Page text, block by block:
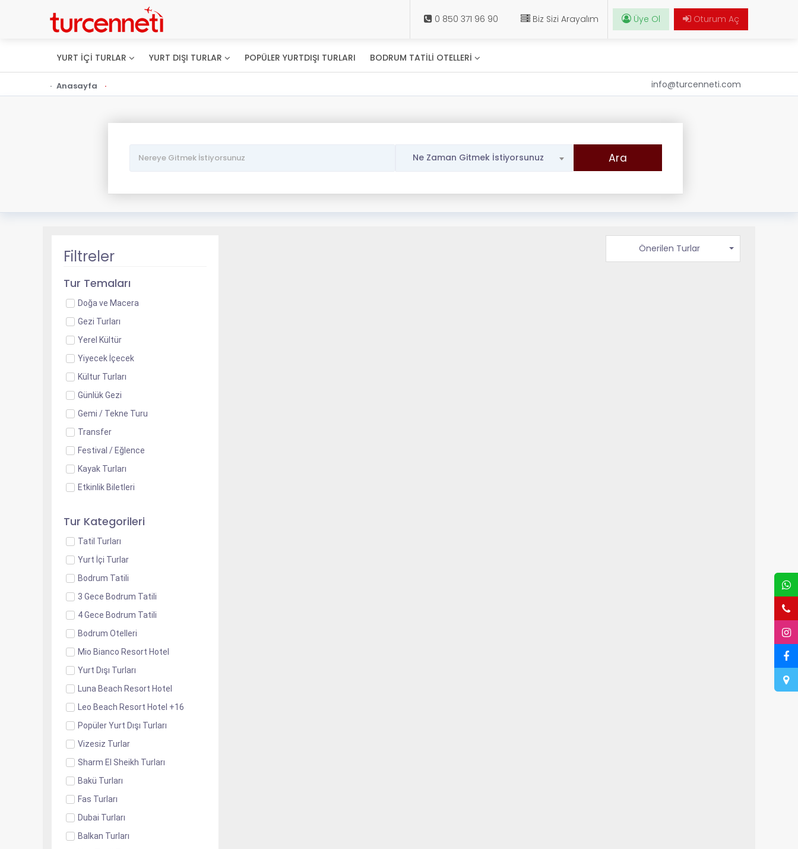
0 850 371 96 90 Biz Sizi Arayalım Üye Ol Oturum Aç
YURT İÇİ TURLAR YURT DIŞI TURLAR POPÜLER YURTDIŞI TURLARI BODRUM TATİLİ OTELLERİ
Anasayfa info@turcenneti.com
Ne Zaman Gitmek İstiyorsunuz
Filtreler
Tur Temaları
Doğa ve Macera
Gezi Turları
Yerel Kültür
Yiyecek İçecek
Kültur Turları
Günlük Gezi
Gemi / Tekne Turu
Transfer
Festival / Eğlence
Kayak Turları
Etkinlik Biletleri
Tur Kategorileri
Tatil Turları
Yurt İçi Turlar
Bodrum Tatili
3 Gece Bodrum Tatili
4 Gece Bodrum Tatili
Bodrum Otelleri
Mio Bianco Resort Hotel
Yurt Dışı Turları
Luna Beach Resort Hotel
Leo Beach Resort Hotel +16
Popüler Yurt Dışı Turları
Vizesiz Turlar
Sharm El Sheikh Turları
Bakü Turları
Fas Turları
Dubai Turları
Balkan Turları
Önerilen Turlar